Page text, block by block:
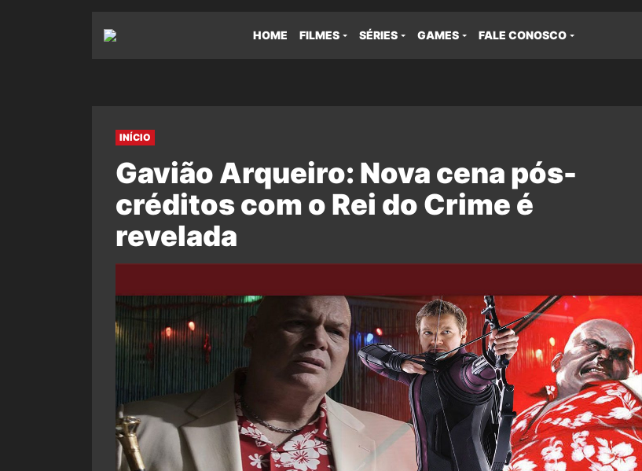
HOME FILMES SÉRIES GAMES FALE CONOSCO
INÍCIO
Gavião Arqueiro: Nova cena pós-
créditos com o Rei do Crime é
revelada